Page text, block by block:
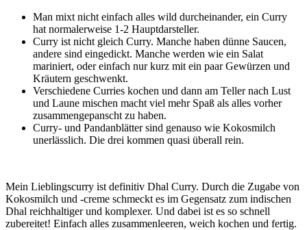
Man mixt nicht einfach alles wild durcheinander, ein Curry
hat normalerweise 1-2 Hauptdarsteller.
Curry ist nicht gleich Curry. Manche haben dünne Saucen,
andere sind eingedickt. Manche werden wie ein Salat
mariniert, oder einfach nur kurz mit ein paar Gewürzen und
Kräutern geschwenkt.
Verschiedene Curries kochen und dann am Teller nach Lust
und Laune mischen macht viel mehr Spaß als alles vorher
zusammengepanscht zu haben.
Curry- und Pandanblätter sind genauso wie Kokosmilch
unerlässlich. Die drei kommen quasi überall rein.
Mein Lieblingscurry ist definitiv Dhal Curry. Durch die Zugabe von
Kokosmilch und -creme schmeckt es im Gegensatz zum indischen
Dhal reichhaltiger und komplexer. Und dabei ist es so schnell
zubereitet! Einfach alles zusammenleeren, weich kochen und fertig.